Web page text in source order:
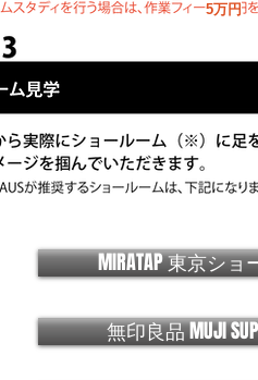
5万円
MIRATAP 東京シ
無印良品 MUJI